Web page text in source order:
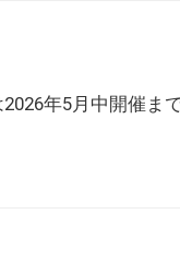
年5月中開催ま